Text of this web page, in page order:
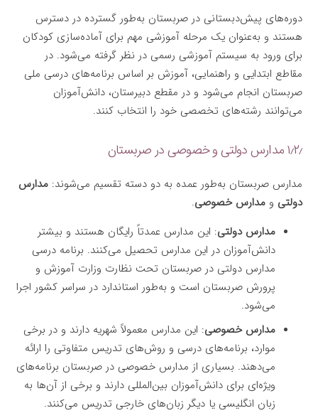
دوره‌های پیش‌دبستانی در صربستان به‌طور گسترده در دسترس
هستند و به‌عنوان یک مرحله آموزشی مهم برای آماده‌سازی کودکان
برای ورود به سیستم آموزشی رسمی در نظر گرفته می‌شود. در
مقاطع ابتدایی و راهنمایی، آموزش بر اساس برنامه‌های درسی ملی
صربستان انجام می‌شود و در مقطع دبیرستان، دانش‌آموزان
می‌توانند رشته‌های تخصصی خود را انتخاب کنند.
۱٫۲٫ مدارس دولتی و خصوصی در صربستان
مدارس صربستان به‌طور عمده به دو دسته تقسیم می‌شوند:مدارس
دولتی ومدارس خصوصی.
مدارس دولتی: این مدارس عمدتاً رایگان هستند و بیشتر
دانش‌آموزان در این مدارس تحصیل می‌کنند. برنامه درسی
مدارس دولتی در صربستان تحت نظارت وزارت آموزش و
پرورش صربستان است و به‌طور استاندارد در سراسر کشور اجرا
می‌شود.
مدارس خصوصی: این مدارس معمولاً شهریه دارند و در برخی
موارد، برنامه‌های درسی و روش‌های تدریس متفاوتی را ارائه
می‌دهند. بسیاری از مدارس خصوصی در صربستان برنامه‌های
ویژه‌ای برای دانش‌آموزان بین‌المللی دارند و برخی از آن‌ها به
زبان انگلیسی یا دیگر زبان‌های خارجی تدریس می‌کنند.